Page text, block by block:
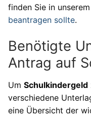
finden Sie in
beantragen sollte.
Benötigte
Antrag auf
Um Schulkindergeld
verschiedene
eine Übersicht der